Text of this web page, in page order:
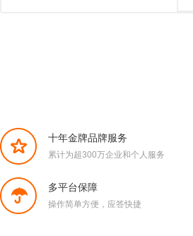
十年金牌品牌服务
累计为超300万企业和个人服务
多平台保障
操作简单方便，应答快捷